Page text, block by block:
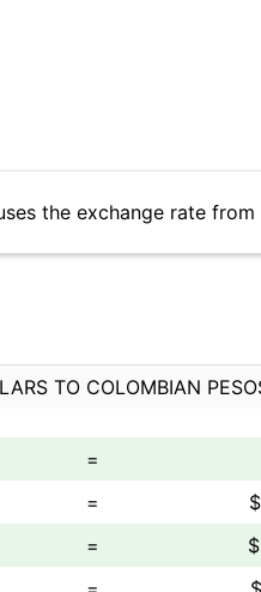
the exchange rate
TO COLOMBIAN
=
=
=